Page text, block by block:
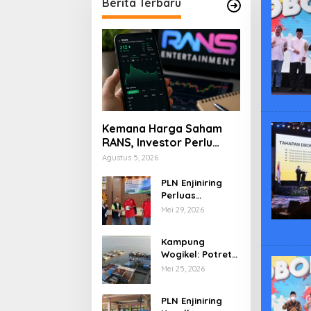
Kemana Harga Saham
RANS, Investor Perlu
Cermati Fundamental
Spekulasi Berlebihan
Agustus 5, 2026
PLN Enjiniring
Perluas
Wawasan Siswa
Perubahan Iklim
Mei 29, 2026
Kampung
Wogikel: Potret
Kehidupan
yang Bertahan
Mei 25, 2026
PLN Enjiniring